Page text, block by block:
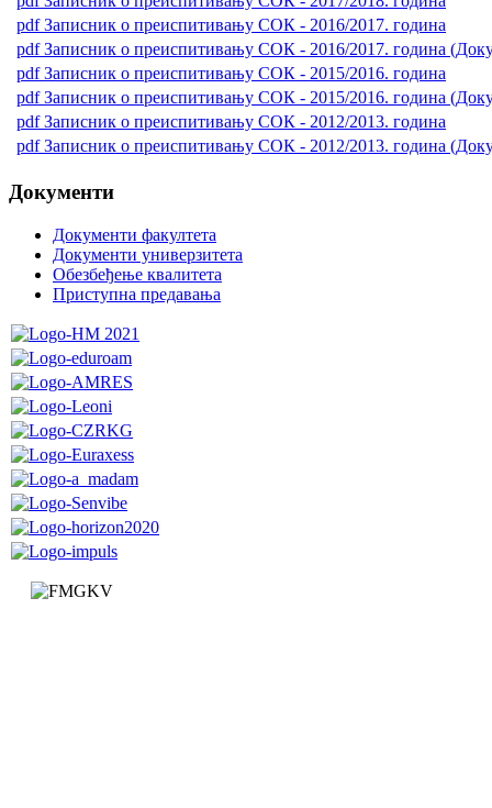
pdf Записник о преиспитивању СОК - 2016/2017. година
pdf Записник о преиспитивању СОК - 2016/2017. година
pdf Записник о преиспитивању СОК - 2015/2016. година
pdf Записник о преиспитивању СОК - 2015/2016. година
pdf Записник о преиспитивању СОК - 2012/2013. година
pdf Записник о преиспитивању СОК - 2012/2013. година
Документи
Документи факултета
Документи универзитета
Обезбеђење квалитета
Приступна предавања